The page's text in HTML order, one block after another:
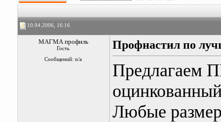
10.04.2006, 16:16
МАГМА профиль
Гость
Сообщений: n/a
Профнастил по
Предлагаем
Любые